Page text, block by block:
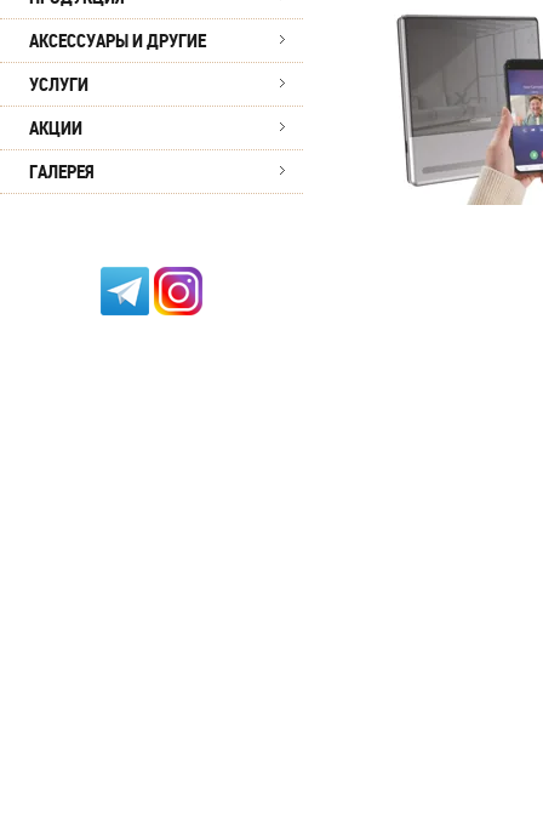
АКСЕССУАРЫ И ДРУГИЕ
УСЛУГИ
АКЦИИ
ГАЛЕРЕЯ